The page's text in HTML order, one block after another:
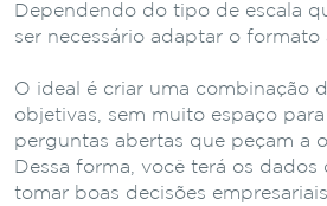
Dependendo do tipo de escala
ser necessário adaptar o formato
O ideal é criar uma combinação
objetivas, sem muito espaço
perguntas abertas que peçam a
Dessa forma, você terá os dados
tomar boas decisões empresariais.